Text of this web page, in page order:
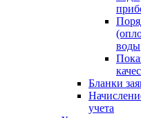
воды
Бланки
учета